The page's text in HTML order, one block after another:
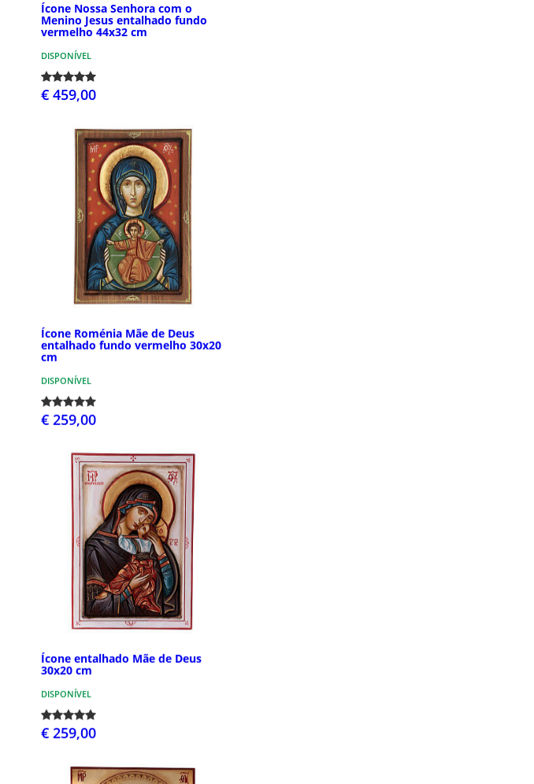
Ícone Nossa Senhora com o
Menino Jesus entalhado fundo
vermelho 44x32 cm
DISPONÍVEL
€ 459,00
Ícone Roménia Mãe de Deus
entalhado fundo vermelho 30x20
cm
DISPONÍVEL
€ 259,00
Ícone entalhado Mãe de Deus
30x20 cm
DISPONÍVEL
€ 259,00